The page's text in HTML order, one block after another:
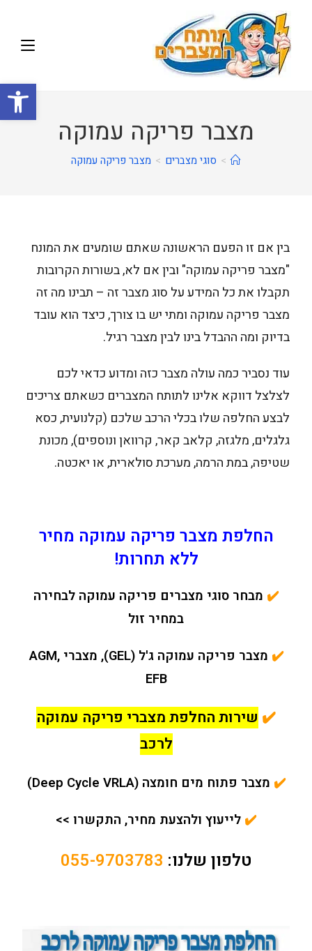
מצבר פריקה עמוקה
> סוגי מצברים > מצבר פריקה עמוקה
בין אם זו הפעם הראשונה שאתם שומעים את המונח
"מצבר פריקה עמוקה" ובין אם לא, בשורות הקרובות
תקבלו את כל המידע על סוג מצבר זה – תבינו מה זה
מצבר פריקה עמוקה ומתי יש בו צורך, כיצד הוא עובד
בדיוק ומה ההבדל בינו לבין מצבר רגיל.
עוד נסביר כמה עולה מצבר כזה ומדוע כדאי לכם
לצלצל דווקא אלינו לתותח המצברים כשאתם צריכים
לבצע החלפה שלו בכלי הרכב שלכם (קלנועית, כסא
גלגלים, מלגזה, קלאב קאר, קרוואן ונוספים), מכונת
שטיפה, במת הרמה, מערכת סולארית, או יאכטה.
החלפת מצבר פריקה עמוקה מחיר
ללא תחרות!
✔️ מבחר סוגי מצברים פריקה עמוקה לבחירה
במחיר זול
✔️
מצבר פריקה עמוקה ג'ל (GEL), מצברי AGM,
EFB
✔️ שירות החלפת מצברי פריקה עמוקה
לרכב
✔️ מצבר פתוח מים חומצה (Deep Cycle VRLA)
✔️ לייעוץ ולהצעת מחיר, התקשרו >>
טלפון שלנו: 055-9703783